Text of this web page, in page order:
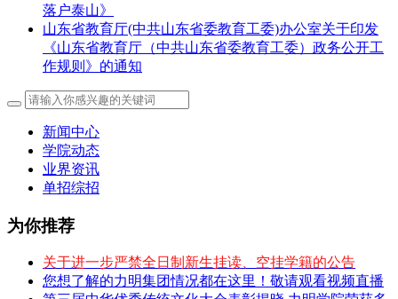
落户泰山》
山东省教育厅(中共山东省委教育工委)办公室关于印发
《山东省教育厅（中共山东省委教育工委）政务公开工
作规则》的通知
新闻中心
学院动态
业界资讯
单招综招
为你推荐
关于进一步严禁全日制新生挂读、空挂学籍的公告
您想了解的力明集团情况都在这里！敬请观看视频直播